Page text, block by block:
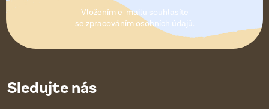
Vložením e-mailu souhlasíte
se zpracováním osobních údajů.
Sledujte nás